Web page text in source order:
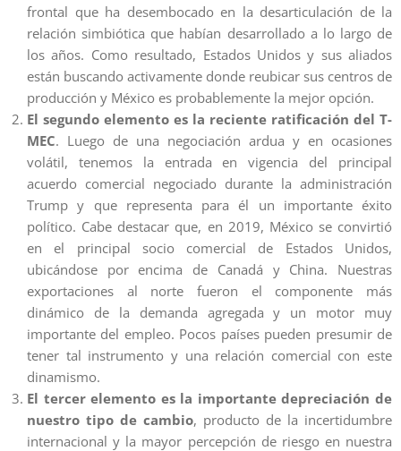
frontal que ha desembocado en la desarticulación de la
relación simbiótica que habían desarrollado a lo largo de
los años. Como resultado, Estados Unidos y sus aliados
están buscando activamente donde reubicar sus centros de
producción y México es probablemente la mejor opción.
El segundo elemento es la reciente ratificación del T-
MEC. Luego de una negociación ardua y en ocasiones
volátil, tenemos la entrada en vigencia del principal
acuerdo comercial negociado durante la administración
Trump y que representa para él un importante éxito
político. Cabe destacar que, en 2019, México se convirtió
en el principal socio comercial de Estados Unidos,
ubicándose por encima de Canadá y China. Nuestras
exportaciones al norte fueron el componente más
dinámico de la demanda agregada y un motor muy
importante del empleo. Pocos países pueden presumir de
tener tal instrumento y una relación comercial con este
dinamismo.
El tercer elemento es la importante depreciación de
nuestro tipo de cambio, producto de la incertidumbre
internacional y la mayor percepción de riesgo en nuestra